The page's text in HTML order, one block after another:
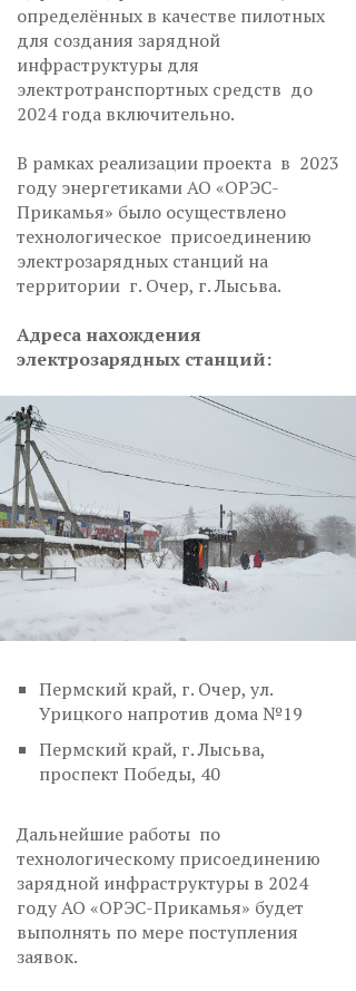
определённых в качестве пилотных
для создания зарядной
инфраструктуры для
электротранспортных средств до
2024 года включительно.
В рамках реализации проекта в 2023
году энергетиками АО «ОРЭС-
Прикамья» было осуществлено
технологическое присоединению
электрозарядных станций на
территории г. Очер, г. Лысьва.
Адреса нахождения
электрозарядных станций:
Пермский край, г. Очер, ул.
Урицкого напротив дома №19
Пермский край, г. Лысьва,
проспект Победы, 40
Дальнейшие работы по
технологическому присоединению
зарядной инфраструктуры в 2024
году АО «ОРЭС-Прикамья» будет
выполнять по мере поступления
заявок.